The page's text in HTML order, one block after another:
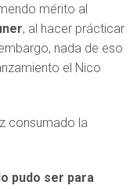
mérito al
, al hacer prácticar
nada de eso
el Nico
consumado la
pudo ser para